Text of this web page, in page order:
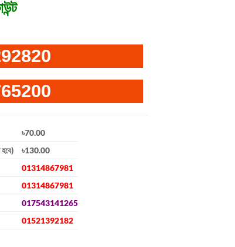
৳70.00
৳130.00
01314867981
01314867981
017543141265
01521392182